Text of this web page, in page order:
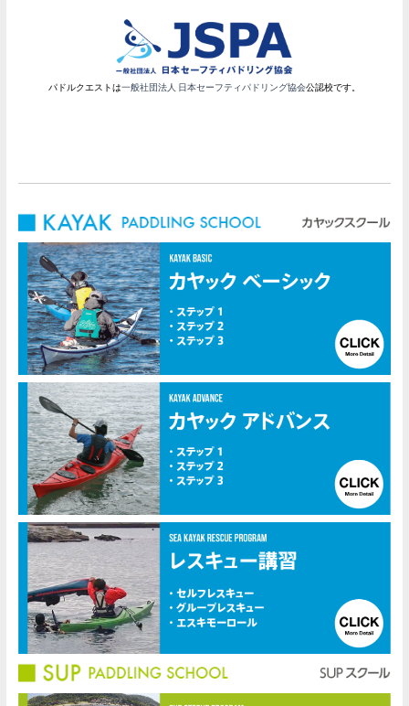
パドルクエストは一般社団法人 日本セーフティパドリング協会公認校です。